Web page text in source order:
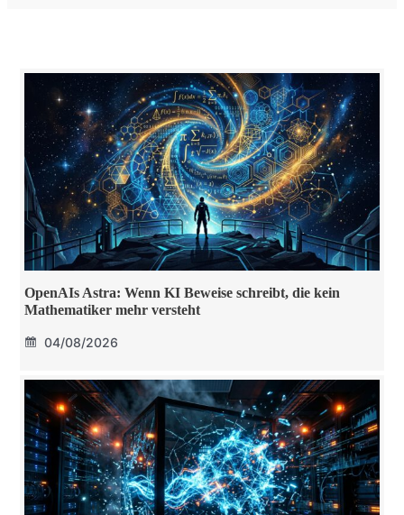
OpenAIs Astra: Wenn KI Beweise schreibt, die kein
Mathematiker mehr versteht
04/08/2026